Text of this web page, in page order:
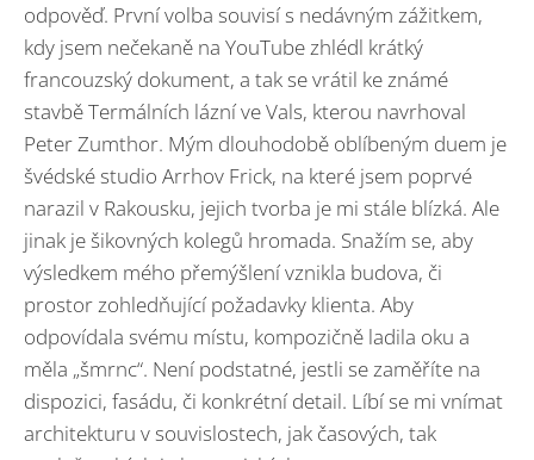
odpověď. První volba souvisí s nedávným zážitkem,
kdy jsem nečekaně na YouTube zhlédl krátký
francouzský dokument, a tak se vrátil ke známé
stavbě Termálních lázní ve Vals, kterou navrhoval
Peter Zumthor. Mým dlouhodobě oblíbeným duem je
švédské studio Arrhov Frick, na které jsem poprvé
narazil v Rakousku, jejich tvorba je mi stále blízká. Ale
jinak je šikovných kolegů hromada. Snažím se, aby
výsledkem mého přemýšlení vznikla budova, či
prostor zohledňující požadavky klienta. Aby
odpovídala svému místu, kompozičně ladila oku a
měla „šmrnc“. Není podstatné, jestli se zaměříte na
dispozici, fasádu, či konkrétní detail. Líbí se mi vnímat
architekturu v souvislostech, jak časových, tak